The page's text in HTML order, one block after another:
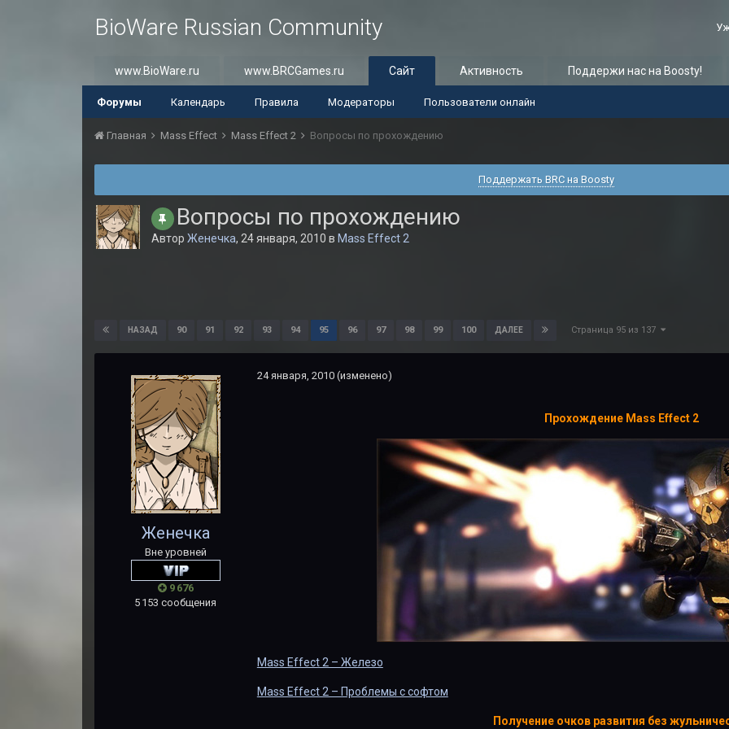
BioWare Russian Community
www.BioWare.ru www.BRCGames.ru Сайт
Форумы Календарь Правила Модераторы Пользователи онлайн
Активность Поддержи нас на Boosty!
Главная Mass Effect Mass Effect 2 Вопросы по прохождению
Поддержать BRC на Boosty
Вопросы по прохождению
Автор Женечка, 24 января, 2010 в Mass Effect 2
НАЗАД 90 91 92 93 94 95 96 97 98 99 100 ДАЛЕЕ Страница 95 из 137
Женечка
Вне уровней
9 676
5 153 сообщения
24 января, 2010 (изменено)
Прохождение Mass Effect 2
Mass Effect 2 – Железо
Mass Effect 2 – Проблемы с софтом
Получение очков развития без